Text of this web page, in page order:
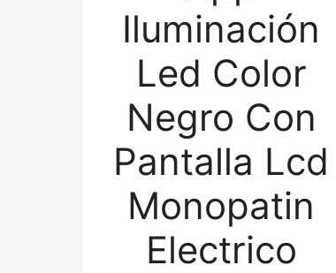
Iluminación
Led Color
Negro Con
Pantalla Lcd
Monopatin
Electrico